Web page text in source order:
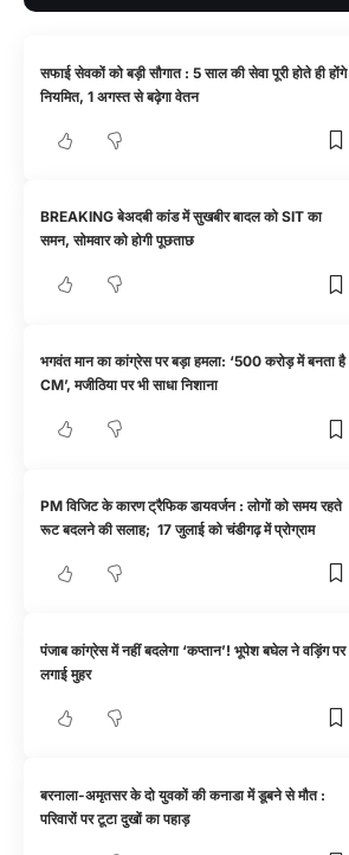
सफाई सेवकों को बड़ी सौगात : 5 साल की सेवा पूरी होते ही होंगे
नियमित, 1 अगस्त से बढ़ेगा वेतन
BREAKING बेअदबी कांड में सुखबीर बादल को SIT का
समन, सोमवार को होगी पूछताछ
भगवंत मान का कांग्रेस पर बड़ा हमला: ‘500 करोड़ में बनता है
CM’, मजीठिया पर भी साधा निशाना
PM विजिट के कारण ट्रैफिक डायवर्जन : लोगों को समय रहते
रूट बदलने की सलाह; 17 जुलाई को चंडीगढ़ में प्रोग्राम
पंजाब कांग्रेस में नहीं बदलेगा ‘कप्तान’! भूपेश बघेल ने वड़िंग पर
लगाई मुहर
बरनाला-अमृतसर के दो युवकों की कनाडा में डूबने से मौत :
परिवारों पर टूटा दुखों का पहाड़